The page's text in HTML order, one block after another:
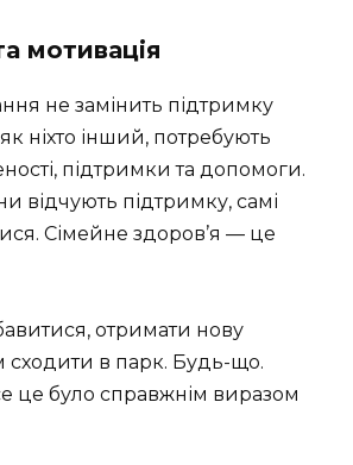
мотивація
не замінить підтримку
ніхто інший, потребують
підтримки та допомоги.
відчують підтримку, самі
Сімейне здоров’я — це
отримати нову
сходити в парк. Будь-що.
це було справжнім виразом